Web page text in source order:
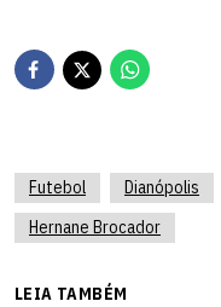
Futebol Dianópolis
Hernane Brocador
LEIA TAMBÉM